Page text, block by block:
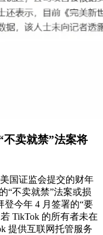
卖就禁”法案将
国证监会提交的财年
“不卖就禁”法案或损
今年 4 月签署的“要
TikTok 的所有者未在
提供互联网托管服务